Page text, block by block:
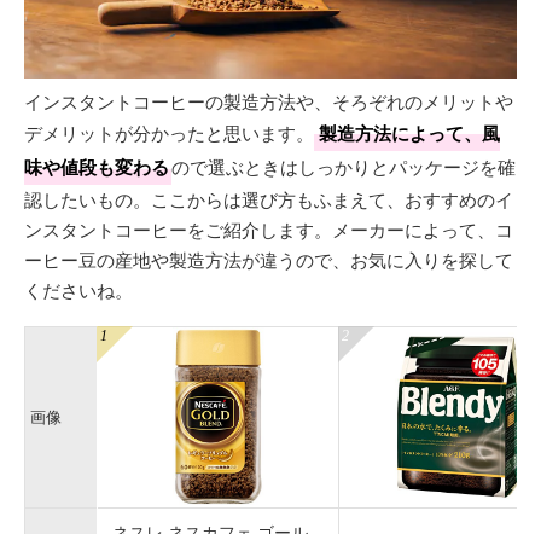
インスタントコーヒーの製造方法や、そろぞれのメリットや
デメリットが分かったと思います。
製造方法によって、風
味や値段も変わるので選ぶときはしっかりとパッケージを確
認したいもの。ここからは選び方もふまえて、おすすめのイ
ンスタントコーヒーをご紹介します。メーカーによって、コ
ーヒー豆の産地や製造方法が違うので、お気に入りを探して
くださいね。
画像